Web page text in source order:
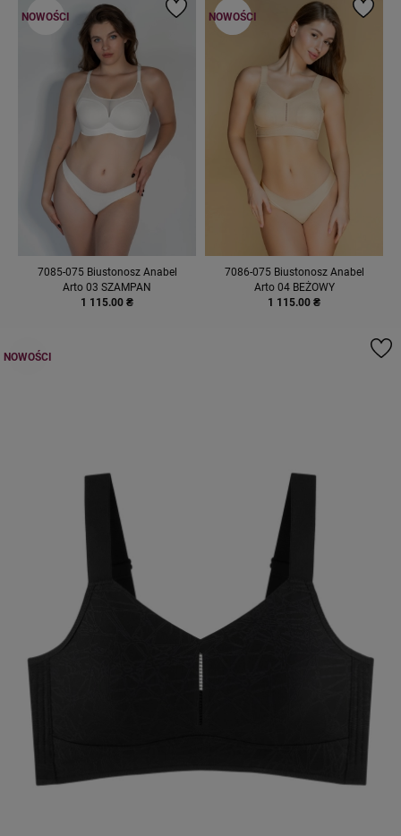
7085-075 Biustonosz Anabel
Arto 03 SZAMPAN
1 115.00 ₴
NOWOŚCI
7086-075 Biustonosz Anabel
Arto 04 BEŻOWY
1 115.00 ₴
NOWOŚCI
NOWOŚCI